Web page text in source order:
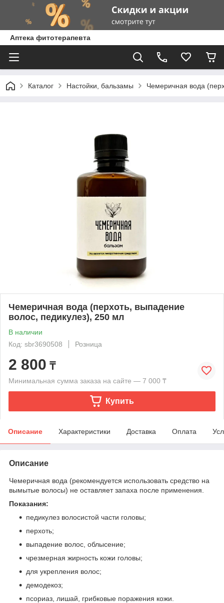
Аптека фитотерапевта
Каталог Настойки, бальзамы Чемеричная вода
Чемеричная вода (перхоть, выпадение
волос, педикулез), 250 мл
В наличии
Код: sbr3690508
Розница
2 800 ₸
Минимальная сумма заказа на сайте — 7 000 ₸
Купить
Описание Характеристики Доставка Оплата
Описание
Чемеричная вода (рекомендуется использовать средство на
вымытые волосы) не оставляет запаха после применения.
Показания:
педикулез волосистой части головы;
перхоть;
выпадение волос, облысение;
чрезмерная жирность кожи головы;
для укрепления волос;
демодекоз;
псориаз, лишай, грибковые поражения кожи.